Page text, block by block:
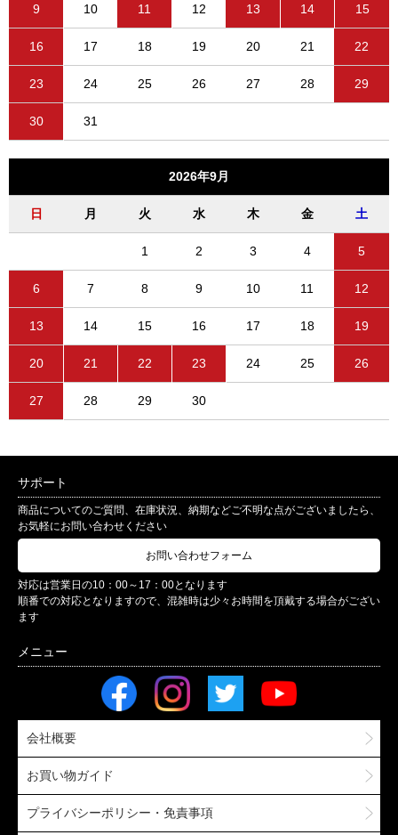
9 10 11 12 13 14 15
16 17 18 19 20 21 22
23 24 25 26 27 28 29
30 31
2026年9月
日 月 火 水 木 金 土
1 2 3 4 5
6 7 8 9 10 11 12
13 14 15 16 17 18 19
20 21 22 23 24 25 26
27 28 29 30
サポート
商品についてのご質問、在庫状況、納期などご不明な点がございましたら、
お気軽にお問い合わせください
お問い合わせフォーム
対応は営業日の10：00～17：00となります
順番での対応となりますので、混雑時は少々お時間を頂戴する場合がござい
ます
会社概要
お買い物ガイド
プライバシーポリシー・免責事項